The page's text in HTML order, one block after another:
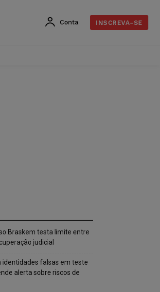
Conta INSCREVA-SE
Braskem testa limite entre
judicial
identidades falsas em teste
alerta sobre riscos de